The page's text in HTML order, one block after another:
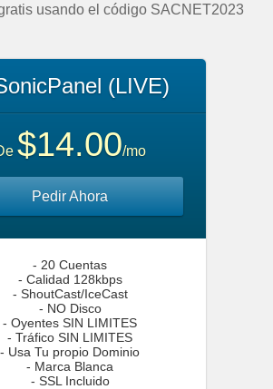
usando el código SACNET2023
(LIVE)
$14.00/mo
Pedir Ahora
- 20 Cuentas
- Calidad 128kbps
- ShoutCast/IceCast
- NO Disco
- Oyentes SIN LIMITES
- Tráfico SIN LIMITES
- Usa Tu propio Dominio
- Marca Blanca
- SSL Incluido